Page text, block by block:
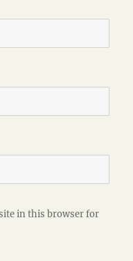
in this browser for